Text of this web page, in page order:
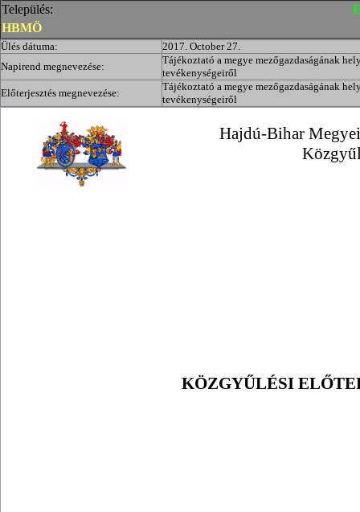
Település:
HBMÖ
Ülés dátuma:
2017. October 27.
Napirend megnevezése:
Tájékoztató a megye mezőgazdaságának
tevékenységeiről
Előterjesztés megnevezése:
Tájékoztató a megye mezőgazdaságának
tevékenységeiről